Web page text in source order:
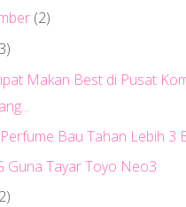
(2)
Makan Best di Pusat
Bau Tahan Lebih 3
Guna Tayar Toyo Neo3